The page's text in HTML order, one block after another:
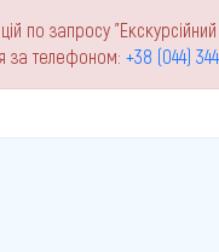
по запросу
за телефоном: +38 (044)